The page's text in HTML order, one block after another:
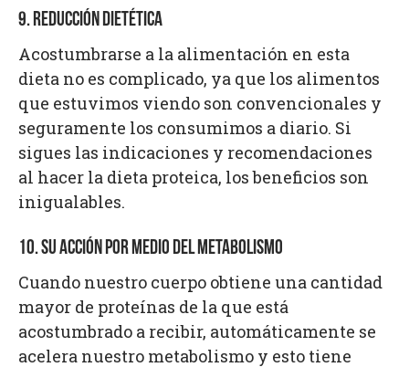
9. REDUCCIÓN DIETÉTICA
Acostumbrarse a la alimentación en esta
dieta no es complicado, ya que los alimentos
que estuvimos viendo son convencionales y
seguramente los consumimos a diario. Si
sigues las indicaciones y recomendaciones
al hacer la dieta proteica, los beneficios son
inigualables.
10. SU ACCIÓN POR MEDIO DEL METABOLISMO
Cuando nuestro cuerpo obtiene una cantidad
mayor de proteínas de la que está
acostumbrado a recibir, automáticamente se
acelera nuestro metabolismo y esto tiene